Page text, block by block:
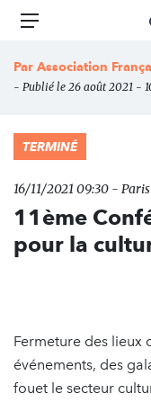
Aller
principal
Menu
Par Association
- Publié le 26 août 2021 -
TERMINÉ
16/11/2021 09:30 - Paris
11ème
pour la
Fermeture des lieux
événements, des
fouet le secteur